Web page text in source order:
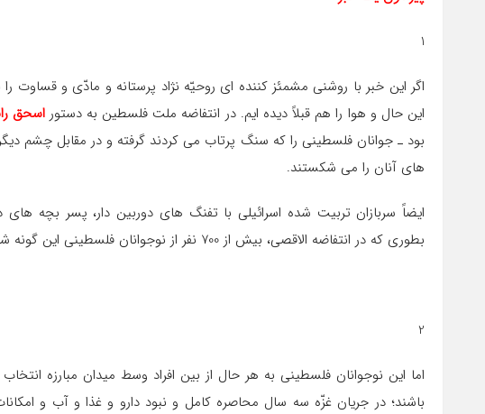
1
اگر اين خبر با روشني مشمئز كننده اي روحيّه نژاد پرستانه و مادّي و
اين حال و هوا را هم قبلاً ديده ايم. در انتفاضه ملت فلسطين به دستوراسحق
بود ـ جوانان فلسطيني را كه سنگ پرتاب می كردند گرفته و در مقابل چشم
های آنان را می شكستند.
ايضاً سربازان تربيت شده اسرائيلي با تفنگ های دوربين دار، پسر بچه های
بطوري كه در انتفاضه الاقصي، بيش از 700 نفر از نوجوانان فلسطيني اين گونه شهيد شدند.
2
اما اين نوجوانان فلسطيني به هر حال از بين افراد وسط ميدان مبارزه